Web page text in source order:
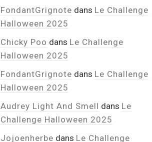
FondantGrignote dans Le Challenge
Halloween 2025
Chicky Poo dans Le Challenge
Halloween 2025
FondantGrignote dans Le Challenge
Halloween 2025
Audrey Light And Smell dans Le
Challenge Halloween 2025
Jojoenherbe dans Le Challenge